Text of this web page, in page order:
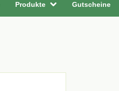
Produkte Gutscheine